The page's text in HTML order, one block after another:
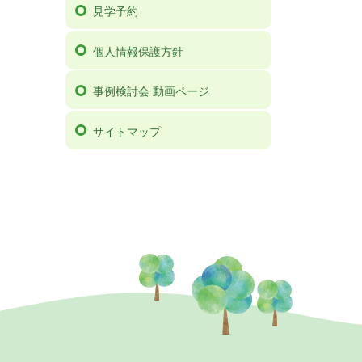
見学予約
個人情報保護方針
事例検討会 動画ページ
サイトマップ